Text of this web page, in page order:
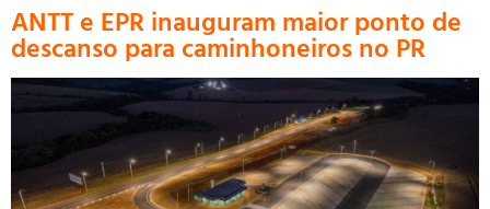
ANTT e EPR inauguram maior ponto de
descanso para caminhoneiros no PR